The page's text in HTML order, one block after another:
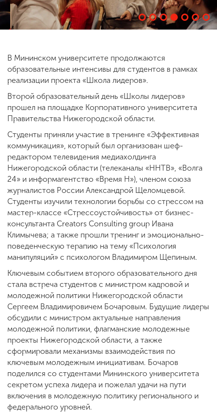
ENG SPN CHI
Приемная
+7 (831) 262-26-20
В Мининском университете продолжаются
образовательные интенсивы для студентов в рамках
реализации проекта «Школа лидеров».
Второй образовательный день «Школы лидеров»
прошел на площадке Корпоративного университета
Правительства Нижегородской области.
Студенты приняли участие в тренинге «Эффективная
коммуникация», который был организован шеф-
редактором телевидения медиахолдинга
Нижегородской области (телеканалы «ННТВ», «Волга
24» и информагентство «Время Н»), членом союза
журналистов России Александрой Щеломцевой.
Студенты изучили технологии борьбы со стрессом на
мастер-классе «Стрессоустойчивость» от бизнес-
консультанта Creators Consulting group Ивана
Климычева; а также прошли тренинг и эмоционально-
поведенческую терапию на тему «Психология
манипуляций» с психологом Владимиром Щепиным.
Ключевым событием второго образовательного дня
стала встреча студентов с министром кадровой и
молодежной политики Нижегородской области
Сергеем Владимировичем Бочаровым. Будущие лидеры
обсудили с министром актуальные направления
молодежной политики, флагманские молодежные
проекты Нижегородской области, а также
сформировали механизмы взаимодействия по
ключевым молодежным инициативам. Бочаров
поделился со студентами Мининского университета
секретом успеха лидера и пожелал удачи на пути
включения в молодежную политику регионального и
федерального уровней.